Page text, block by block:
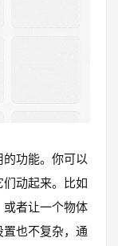
功能。你可以
动起来。比如
者让一个物体
也不复杂，通